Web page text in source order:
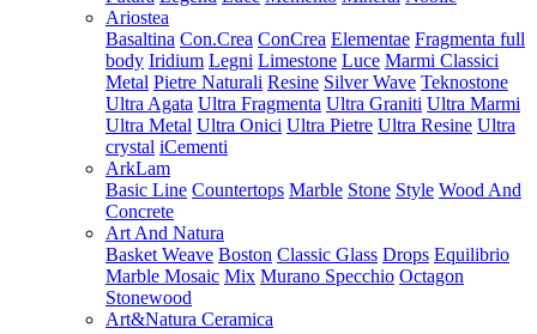
Ariostea
Basaltina Con.Crea ConCrea Elementae Fragmenta full
body Iridium Legni Limestone Luce Marmi Classici
Metal Pietre Naturali Resine Silver Wave Teknostone
Ultra Agata Ultra Fragmenta Ultra Graniti Ultra Marmi
Ultra Metal Ultra Onici Ultra Pietre Ultra Resine Ultra
crystal iCementi
ArkLam
Basic Line Countertops Marble Stone Style Wood And
Concrete
Art And Natura
Basket Weave Boston Classic Glass Drops Equilibrio
Marble Mosaic Mix Murano Specchio Octagon
Stonewood
Art&Natura Ceramica